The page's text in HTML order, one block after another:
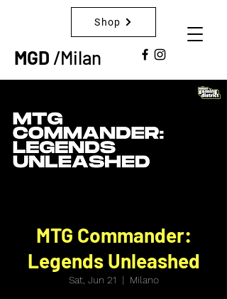
MGD /Milan
Shop
MTG Commander:
Legends Unleashed
Sat, Jun 21
  |
Milano